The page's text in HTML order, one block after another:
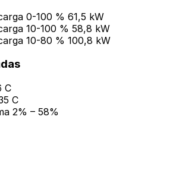
0-100 % 61,5 kW
10-100 % 58,8 kW
10-80 % 100,8 kW
C
C
2% – 58%